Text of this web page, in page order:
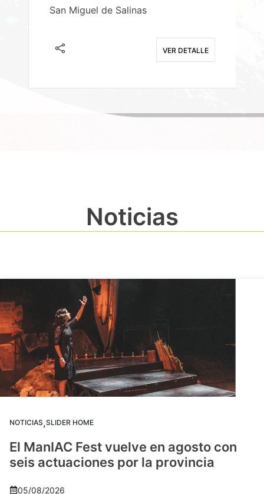
San Miguel de Salinas
VER DETALLE
Noticias
NOTICIAS,SLIDER HOME
El ManIAC Fest vuelve en agosto con
seis actuaciones por la provincia
05/08/2026